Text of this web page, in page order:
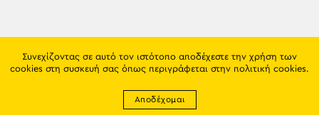
Συνεχίζοντας σε αυτό τον ιστότοπο αποδέχεστε την χρήση των
cookies στη συσκευή σας όπως περιγράφεται στην πολιτική cookies.
Αποδέχομαι